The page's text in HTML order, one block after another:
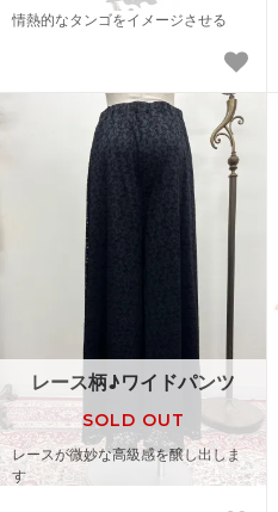
情熱的なタンゴをイメージさせる
レース柄♪ワイドパンツ
SOLD OUT
レースが微妙な高級感を醸し出しま
す